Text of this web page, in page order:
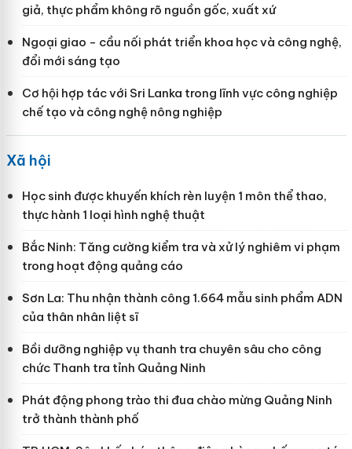
giả, thực phẩm không rõ nguồn gốc, xuất xứ
Ngoại giao - cầu nối phát triển khoa học và công nghệ,
đổi mới sáng tạo
Cơ hội hợp tác với Sri Lanka trong lĩnh vực công nghiệp
chế tạo và công nghệ nông nghiệp
Xã hội
Học sinh được khuyến khích rèn luyện 1 môn thể thao,
thực hành 1 loại hình nghệ thuật
Bắc Ninh: Tăng cường kiểm tra và xử lý nghiêm vi phạm
trong hoạt động quảng cáo
Sơn La: Thu nhận thành công 1.664 mẫu sinh phẩm ADN
của thân nhân liệt sĩ
Bồi dưỡng nghiệp vụ thanh tra chuyên sâu cho công
chức Thanh tra tỉnh Quảng Ninh
Phát động phong trào thi đua chào mừng Quảng Ninh
trở thành thành phố